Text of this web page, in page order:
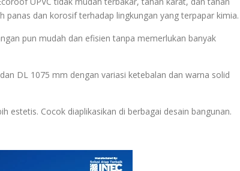
dan korosif terhadap lingkungan yang terpapar kimia.
pun mudah dan efisien tanpa memerlukan banyak
DL 1075 mm dengan variasi ketebalan dan warna solid
estetis. Cocok diaplikasikan di berbagai desain bangunan.